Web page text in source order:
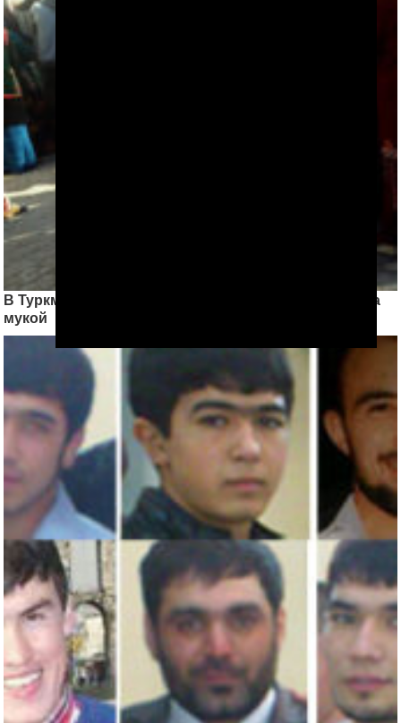
В Туркменабаде растет недовольство в очередях за
мукой